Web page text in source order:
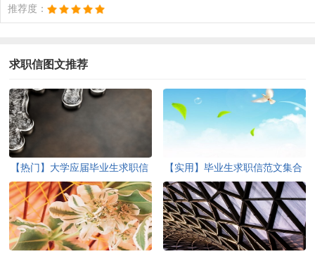
推荐度：
求职信图文推荐
【热门】大学应届毕业生求职信
三篇
【实用】毕业生求职信范文集合
七篇